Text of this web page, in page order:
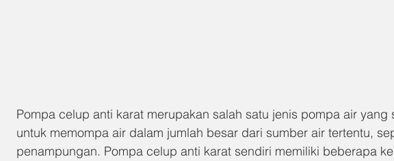
Pompa celup anti karat merupakan salah satu jenis pompa air yang
untuk memompa air dalam jumlah besar dari sumber air tertentu,
penampungan. Pompa celup anti karat sendiri memiliki beberapa